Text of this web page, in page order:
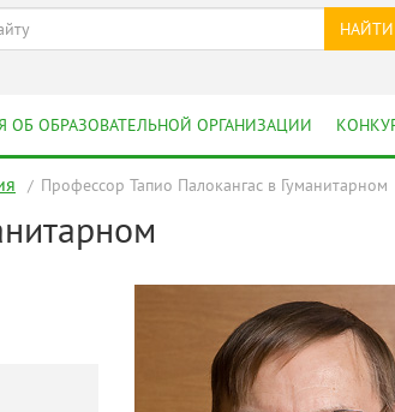
НАЙТИ
ОБ ОБРАЗОВАТЕЛЬНОЙ ОРГАНИЗАЦИИ
Профессор Тапио Палокангас в Гуманитарном